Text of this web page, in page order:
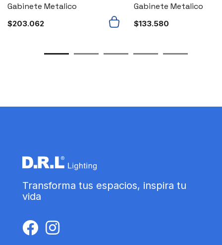
Gabinete Metalico
$203.062
Gabinete Metalico
$133.580
Transforma tus espacios, inspira tu
vida